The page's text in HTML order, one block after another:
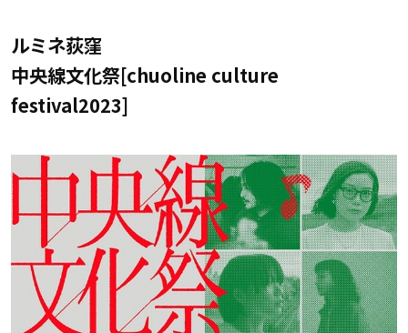
ルミネ荻窪
中央線文化祭[chuoline culture
festival2023]